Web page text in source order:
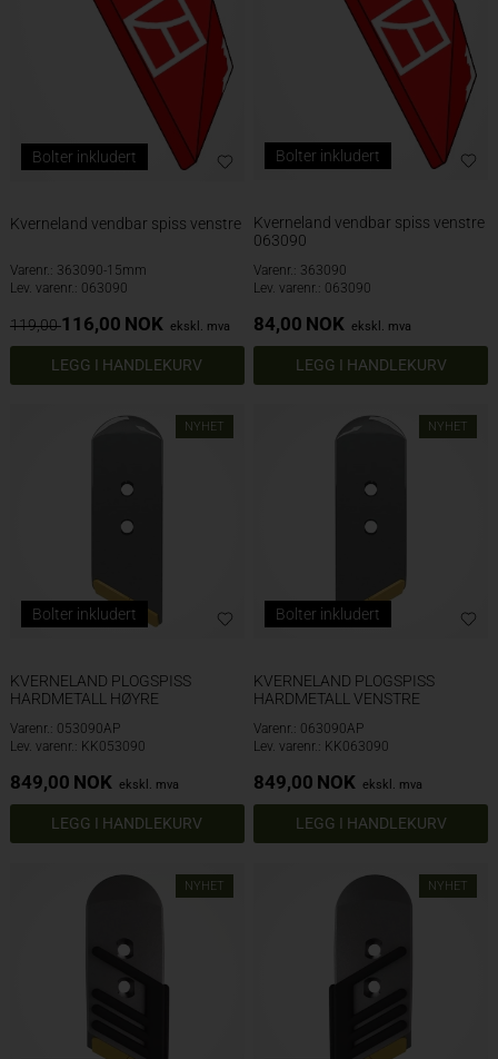
Bolter inkludert
Kverneland vendbar spiss venstre
Varenr.: 363090-15mm
Lev. varenr.: 063090
119,00 116,00 NOK ekskl. mva
Bolter inkludert
Kverneland vendbar spiss venstre
063090
Varenr.: 363090
Lev. varenr.: 063090
84,00 NOK ekskl. mva
NYHET
Bolter inkludert
KVERNELAND PLOGSPISS
HARDMETALL HØYRE
Varenr.: 053090AP
Lev. varenr.: KK053090
849,00 NOK ekskl. mva
NYHET
Bolter inkludert
KVERNELAND PLOGSPISS
HARDMETALL VENSTRE
Varenr.: 063090AP
Lev. varenr.: KK063090
849,00 NOK ekskl. mva
NYHET NYHET